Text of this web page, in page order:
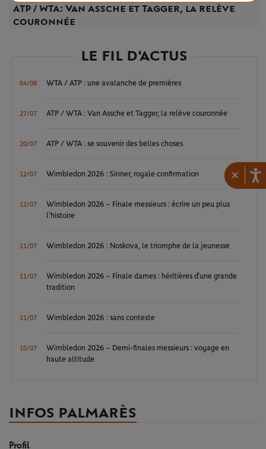
×
ATP / WTA : Van Assche et Tagger, la relève
couronnée
LE FIL D'ACTUS
04/08 WTA / ATP : une avalanche de premières
27/07 ATP / WTA : Van Assche et Tagger, la relève couronnée
20/07 ATP / WTA : se souvenir des belles choses
12/07 Wimbledon 2026 : Sinner, royale confirmation
12/07
Wimbledon 2026 – Finale messieurs : écrire un peu plus
l’histoire
11/07 Wimbledon 2026 : Noskova, le triomphe de la jeunesse
11/07
Wimbledon 2026 – Finale dames : héritières d’une grande
tradition
11/07 Wimbledon 2026 : sans conteste
10/07
Wimbledon 2026 – Demi-finales messieurs : voyage en
haute altitude
INFOS PALMARÈS
Profil